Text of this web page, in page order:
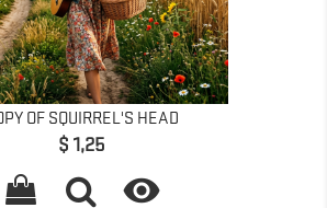
OF SQUIRREL'S HEAD
Precio
$ 1,25
